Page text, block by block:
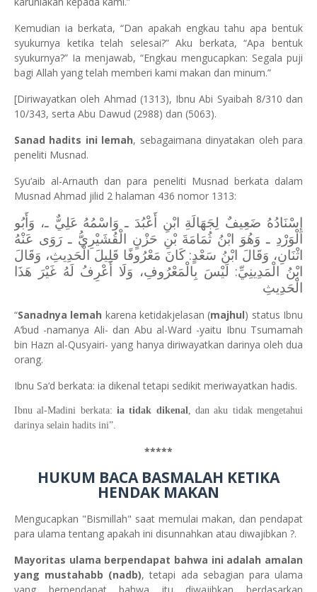
Kemudian ia berkata, “Dan apakah engkau tahu apa bentuk
syukurnya ketika telah selesai?” Aku berkata, “Apa bentuk
syukurnya?” Ia menjawab, “Engkau mengucapkan: Segala puji
bagi Allah yang telah memberi kami makan dan minum.”
[Diriwayatkan oleh Ahmad (1313), Ibnu Abi Syaibah 8/310 dan
10/343, serta Abu Dawud (2988) dan (5063).
Sanad hadits ini lemah, sebagaimana dinyatakan oleh para
peneliti Musnad.
Syu‘aib al-Arnauth dan para peneliti Musnad berkata dalam
Musnad Ahmad jilid 2 halaman 436 nomor 1313:
إِسْنَادُهُ ضَعِيفٌ لِجَهَالَةِ ابْنِ أَعْبُدَ ـ وَاسْمُهُ عَلِيٌّ ـ، وَأَبُو
الْوَرْدِ ـ وَهُوَ ابْنُ ثُمَامَةَ بْنِ حَزْنٍ الْقُشَيْرِيُّ ـ رَوَى عَنْهُ
اثْنَانِ، وَقَالَ ابْنُ سَعْدٍ: كَانَ مَعْرُوفًا قَلِيلَ الْحَدِيثِ، وَقَالَ
ابْنُ الْمَدِينِيِّ: لَيْسَ بِالْمَعْرُوفِ، وَلَا أَعْرِفُ لَهُ غَيْرَ هَذَا
الْحَدِيثِ
“Sanadnya lemah karena ketidakjelasan (majhul) status Ibnu
A‘bud -namanya Ali- dan Abu al-Ward -yaitu Ibnu Tsumamah
bin Hazn al-Qusyairi- yang hanya diriwayatkan darinya oleh dua
orang.
Ibnu Sa‘d berkata: ia dikenal tetapi sedikit meriwayatkan hadis.
Ibnu al-Madini berkata: ia tidak dikenal, dan aku tidak mengetahui
darinya selain hadits ini”.
*****
HUKUM BACA BASMALAH KETIKA
HENDAK MAKAN
Mengucapkan "Bismillah" saat memulai makan, dan pendapat
para ulama tentang apakah ini disunnahkan atau diwajibkan ?.
Mayoritas ulama berpendapat bahwa ini adalah amalan
yang mustahabb (nadb), tetapi ada sebagian para ulama